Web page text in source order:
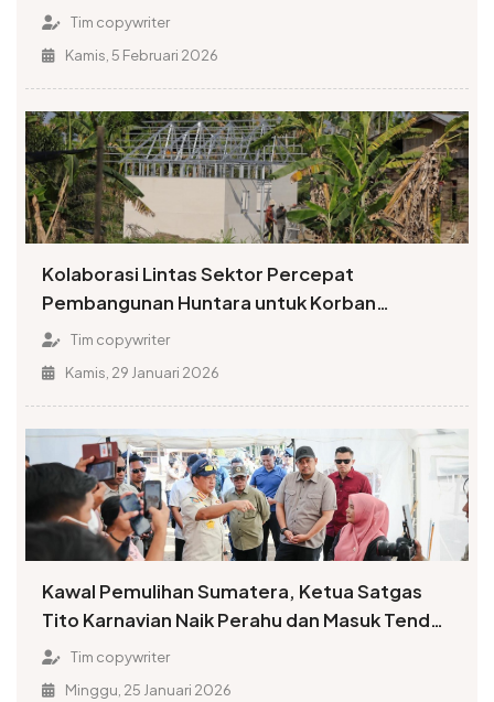
Tim copywriter
Kamis, 5 Februari 2026
Kolaborasi Lintas Sektor Percepat
Pembangunan Huntara untuk Korban
Bencana di Sumatera
Tim copywriter
Kamis, 29 Januari 2026
Kawal Pemulihan Sumatera, Ketua Satgas
Tito Karnavian Naik Perahu dan Masuk Tenda
Sekolah
Tim copywriter
Minggu, 25 Januari 2026